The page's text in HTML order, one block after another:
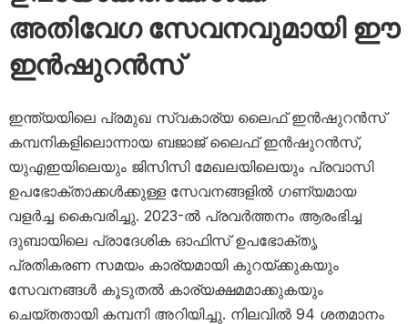
അതിവേഗ സേവനവുമായി ഈ
ഇൻഷുറൻസ്
ഇന്ത്യയിലെ പ്രമുഖ സ്വകാര്യ ലൈഫ് ഇൻഷുറൻസ്
കമ്പനികളിലൊന്നായ ബജാജ് ലൈഫ് ഇൻഷുറൻസ്,
യുഎഇയിലെയും ജിസിസി മേഖലയിലെയും പ്രവാസി
ഉപഭോക്താക്കൾക്കുള്ള സേവനങ്ങളിൽ ഗണ്യമായ
വളർച്ച കൈവരിച്ചു. 2023-ൽ പ്രവർത്തനം ആരംഭിച്ച
ദുബായിലെ പ്രാദേശിക ഓഫിസ് ഉപഭോക്തൃ
പ്രതികരണ സമയം കാര്യമായി കുറയ്ക്കുകയും
സേവനങ്ങൾ കൂടുതൽ കാര്യക്ഷമമാക്കുകയും
ചെയ്തതായി കമ്പനി അറിയിച്ചു. നിലവിൽ 94 ശതമാനം